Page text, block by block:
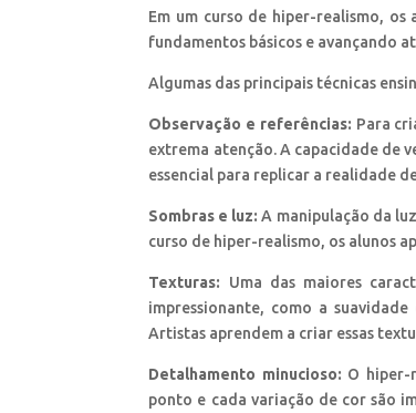
Em um curso de hiper-realismo, os
fundamentos básicos e avançando
Algumas das principais técnicas
Observação e referências: Para
extrema atenção. A capacidade de
essencial para replicar a realidade
Sombras e luz: A manipulação da
curso de hiper-realismo, os alunos
Texturas: Uma das maiores
impressionante, como a
Artistas aprendem a criar essas
Detalhamento minucioso: O hiper-
ponto e cada variação de cor são